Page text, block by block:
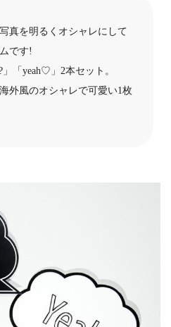
真を明るくオシャレにして
です!
「yeah♡」2本セット。
外風のオシャレで可愛い1枚